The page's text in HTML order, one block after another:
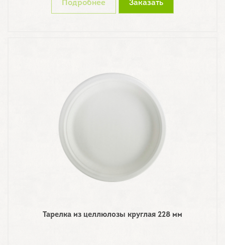
Подробнее Заказать
Тарелка из целлюлозы круглая 228 мм